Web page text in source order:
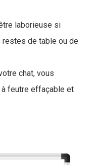
laborieuse si
restes de table ou de
chat, vous
feutre effaçable et